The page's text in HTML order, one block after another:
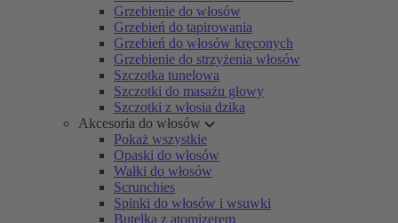
Grzebienie do włosów
Grzebień do tapirowania
Grzebień do włosów kręconych
Grzebienie do strzyżenia włosów
Szczotka tunelowa
Szczotki do masażu głowy
Szczotki z włosia dzika
Akcesoria do włosów
Pokaż wszystkie
Opaski do włosów
Wałki do włosów
Scrunchies
Spinki do włosów i wsuwki
Butelka z atomizerem